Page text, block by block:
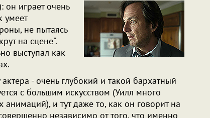
он играет очень
умеет
не пытаясь
на сцене".
выступал как
- очень глубокий и такой бархатный
с большим искусством (Уилл много
анимаций), и тут даже то, как он говорит на
независимо от того, что именно